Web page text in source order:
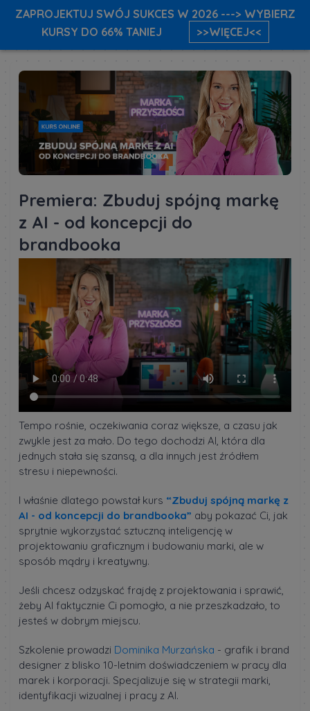
Premiera: Zbuduj spójną markę
z AI - od koncepcji do
brandbooka
Tempo rośnie, oczekiwania coraz większe, a czasu jak
zwykle jest za mało. Do tego dochodzi AI, która dla
jednych stała się szansą, a dla innych jest źródłem
stresu i niepewności.
I właśnie dlatego powstał kurs “Zbuduj spójną markę z
AI - od koncepcji do brandbooka” aby pokazać Ci, jak
sprytnie wykorzystać sztuczną inteligencję w
projektowaniu graficznym i budowaniu marki, ale w
sposób mądry i kreatywny.
Jeśli chcesz odzyskać frajdę z projektowania i sprawić,
żeby AI faktycznie Ci pomogło, a nie przeszkadzało, to
jesteś w dobrym miejscu.
Szkolenie prowadzi Dominika Murzańska - grafik i brand
designer z blisko 10-letnim doświadczeniem w pracy dla
marek i korporacji. Specjalizuje się w strategii marki,
identyfikacji wizualnej i pracy z AI.
ZAPROJEKTUJ SWÓJ SUKCES W 2026 ---> WYBIERZ
KURSY DO 66% TANIEJ
>>WIĘCEJ<<